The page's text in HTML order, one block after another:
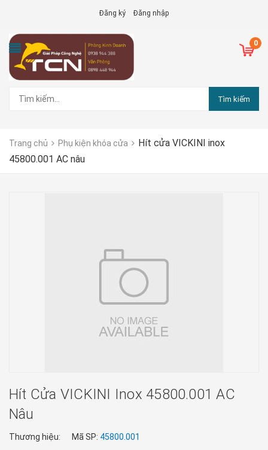
Đăng ký Đăng nhập
0
Tìm kiếm
Trang chủ Phụ kiện khóa cửa
Hít cửa VICKINI inox
45800.001 AC nâu
Hít Cửa VICKINI Inox 45800.001 AC
Nâu
Thương hiệu: Mã SP: 45800.001